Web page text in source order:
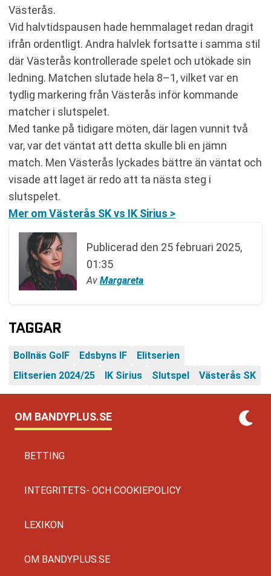
Västerås.
Vid halvtidspausen hade hemmalaget redan dragit
ifrån ordentligt. Andra halvlek fortsatte i samma stil
där Västerås kontrollerade spelet och utökade sin
ledning. Matchen slutade hela 8–1, vilket var en
tydlig markering från Västerås inför kommande
matcher i slutspelet.
Med tanke på tidigare möten, där lagen vunnit två
var, var det väntat att detta skulle bli en jämn
match. Men Västerås lyckades bättre än väntat och
visade att laget är redo att ta nästa steg i
slutspelet.
Mer om Västerås SK vs IK Sirius >
Publicerad den 25 februari 2025,
01:35
Av Margareta
TAGGAR
Bollnäs GoIF Edsbyns IF
Elitserien
Elitserien 2024/25
IK Sirius Slutspel Västerås SK
OM BANDYPLUS.SE
BETTING
INTEGRITETS- OCH COOKIEPOLICY
LEXIKON
OM BANDYPLUS.SE